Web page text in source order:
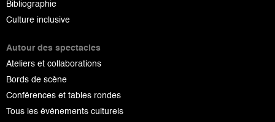
Bibliographie
Culture inclusive
Autour des spectacles
Ateliers et collaborations
Bords de scène
Conférences et tables rondes
Tous les événements culturels